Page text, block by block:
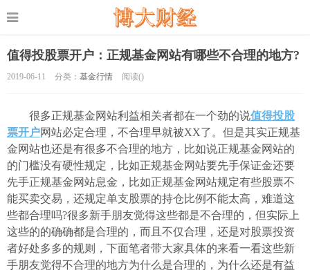
值得投股票开户：正规基金网站有哪些不合理的地方?
2019-06-11 分类： 基金行情 阅读()
很多正规基金网站利益相关者都在一个劲的说值得投股
票开户网站必定合理，不合理早就被XX了。但是其实正规基
金网站也还是有很多不合理的地方，比如说正规基金网站的
的门槛没有硬性规定，比如正规基金网站要先手保证金还要
先手正规基金网站息金，比如正规基金网站规定有些股票不
能买卖交易，还规定单支股票的持仓比例不能太高，难道这
些都合理吗?很多新手朋友觉得这些都是不合理的，但实际上
这些的的确确都是合理的，而且不仅合理，还是对股票投资
者好处多多的规则，下面笔者带大家具体的来看一看这些新
手朋友觉得不合理的地方为什么是合理的，为什么还是有益